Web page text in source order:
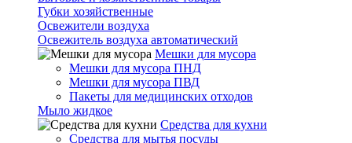
Губки хозяйственные
Освежители воздуха
Освежитель воздуха автоматический
Мешки для мусора
Мешки для мусора ПНД
Мешки для мусора ПВД
Пакеты для медицинских отходов
Мыло жидкое
Средства для кухни
Средства для мытья посуды